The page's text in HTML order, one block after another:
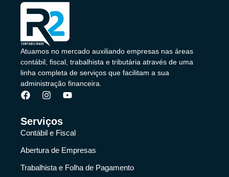
Atuamos no mercado auxiliando empresas nas áreas
contábil, fiscal, trabalhista e tributária através de uma
linha completa de serviços que facilitam a sua
administração financeira.
Serviços
Contábil e Fiscal
Abertura de Empresas
Trabalhista e Folha de Pagamento